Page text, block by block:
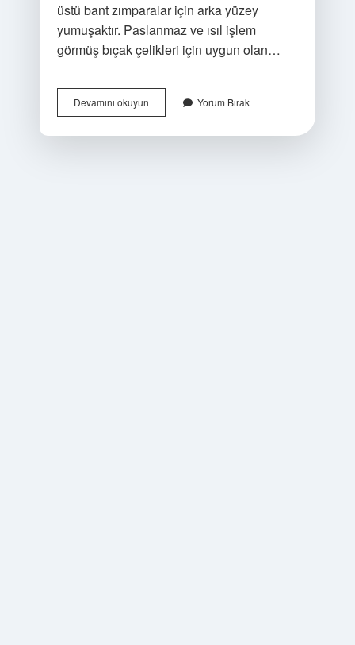
üstü bant zımparalar için arka yüzey
yumuşaktır. Paslanmaz ve ısıl işlem
görmüş bıçak çelikleri için uygun olan…
Devamını okuyunBıçak
Bilemede
Yorum Bırak